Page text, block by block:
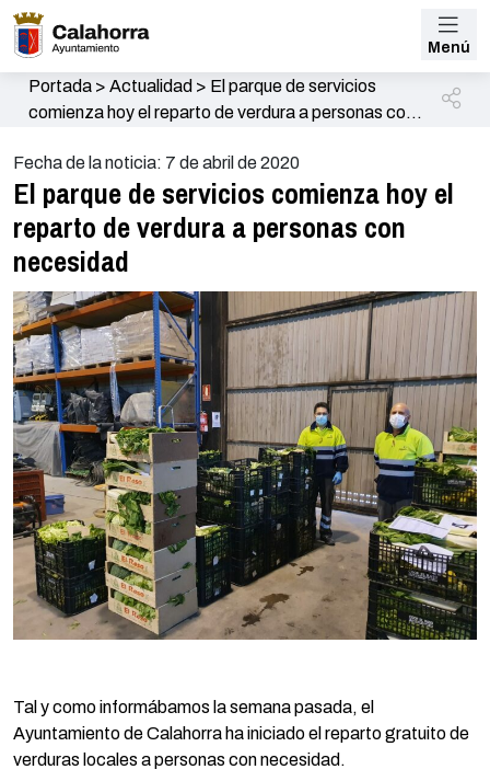
Menú
Portada> Actualidad > El parque de servicios
comienza hoy el reparto de verdura a personas con
Fecha de la noticia: 7 de abril de 2020
El parque de servicios comienza hoy el
reparto de verdura a personas con
necesidad
Tal y como informábamos la semana pasada, el
Ayuntamiento de Calahorra ha iniciado el reparto gratuito de
verduras locales a personas con necesidad.